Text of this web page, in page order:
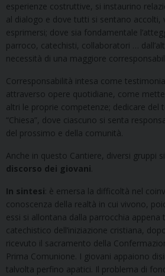
esperienze costruttive, si instaurino
al dialogo e dove tutti si sentano accolti,
esprimersi; dove sia fondamentale
parroco, catechisti, collaboratori …
necessità di una maggiore
Corresponsabilità intesa come
attraverso opere quotidiane, come
altri le proprie competenze; dedicare del
“Chiesa”, dove ciascuno si senta
del prossimo e della comunità.
Anche in questo Cantiere, diversi gruppi
discorso dei giovani
In sintesi : è emersa la difficoltà nel
conoscenza della realtà in cui vivono,
essi si allontana dalla parrocchia
catechistico dell’iniziazione cristiana,
ricevuto il sacramento della
Prima Comunione. I giovani appaiono
talvolta perfino apatici. Il problema di